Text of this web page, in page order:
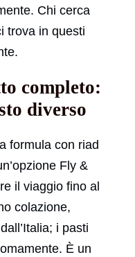
Chi cerca
trova in questi
completo:
diverso
formula con riad
Fly &
il viaggio fino al
colazione,
i pasti
È un